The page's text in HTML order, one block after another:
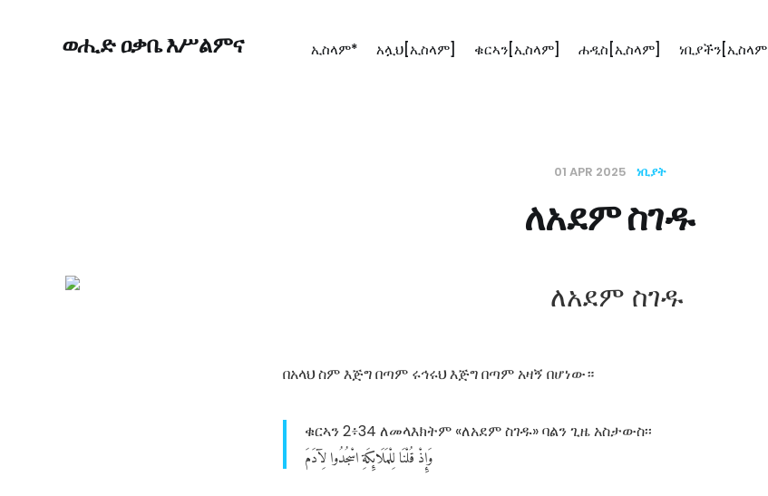
ወሒድ ዐቃቤ እሥልምና ኢስላም* አሏህ[ኢስላም] ቁርኣን[ኢስላም] ሐዲስ[ኢስላም] ነቢያችን[ኢስላም]
01 APR 2025 ነቢያት
ለአደም ስገዱ
በአላህ ስም እጅግ በጣም ሩኅሩህ እጅግ በጣም አዛኝ በሆነው።
ቁርኣን 2፥34 ለመላእክትም «ለአደም ስገዱ» ባልን ጊዜ አስታውስ፡፡
وَإِذْقُلْنَالِلْمَلَائِكَةِاسْجُدُوالِآدَمَ